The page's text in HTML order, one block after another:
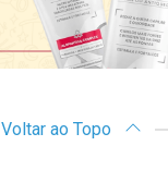
Voltar ao Topo